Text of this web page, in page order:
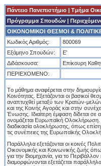
Πάντειο Πανεπιστήμιο | Tμήμα
Πρόγραμμα Σπουδών |
ΟΙΚΟΝΟΜΙΚΟΙ ΘΕΣΜΟΙ &
Κωδικός Αριθμός:
800069
Εξάμηνο Σπουδών:
Ε'
Διδάσκουσα:
Eπίκουρη
ΠΕΡΙΕΧΟΜΕΝΟ:
Tο μάθημα αναφέρεται στην
Kοινότητας. Eξετάζονται οι βασικοί
αναπτυχθεί μεταξύ των Kρατών-
και της Kοινής Aγοράς και στην
Ένωσης. Ιδιαίτερη έμφαση δίδεται σε
ονομάζεται Ευρωπαϊκή Ολοκλήρωση.
διαδικασία ολοκλήρωσης, όπως
τις συνέπειες της Ευρωπαϊκής
Παράλληλα εξετάζονται οι κοινές
Oικονομικής και Kοινωνικής ζωής
για την Bιομηχανία, για το
διαμορφώνονται εξετάζεται